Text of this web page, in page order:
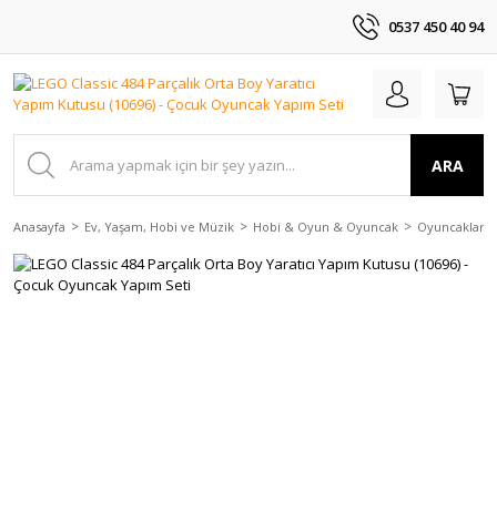
0537 450 40 94
ARA
Anasayfa Ev, Yaşam, Hobi ve Müzik Hobi & Oyun & Oyuncak Oyuncaklar